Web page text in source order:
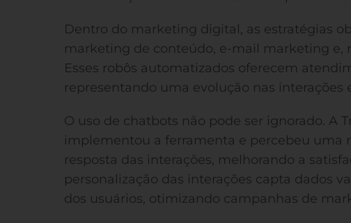
Dentro do marketing digital, as estratégias
marketing de conteúdo, e-mail marketing e,
Esses robôs automatizados oferecem
representando uma evolução nas interações
O uso de chatbots não pode ser ignorado. A
implementou a ferramenta e percebeu uma
resposta das interações, melhorando a
personalização das interações capta dados
dos usuários, otimizando campanhas de